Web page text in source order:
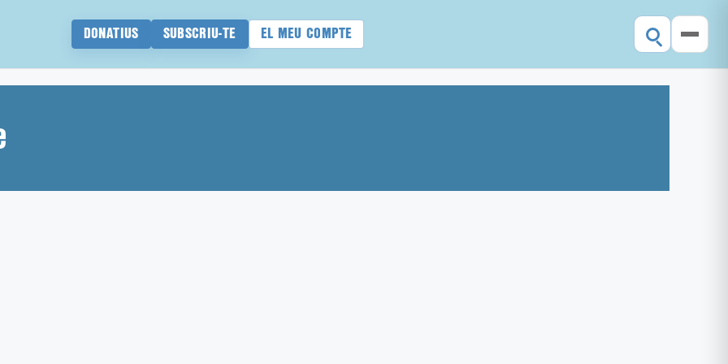
DONATIUS SUBSCRIU-TE EL MEU COMPTE